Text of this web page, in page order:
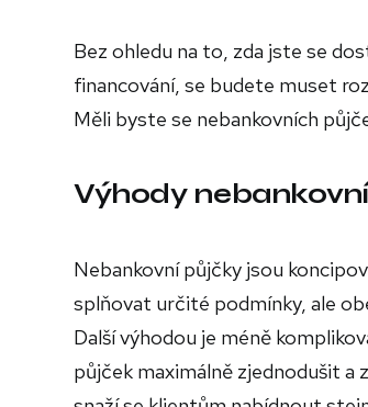
Bez ohledu na to, zda jste se
financování, se budete muset
Měli byste se nebankovních
Výhody
Nebankovní půjčky jsou
splňovat určité podmínky, ale
Další výhodou je méně
půjček maximálně zjednodušit a